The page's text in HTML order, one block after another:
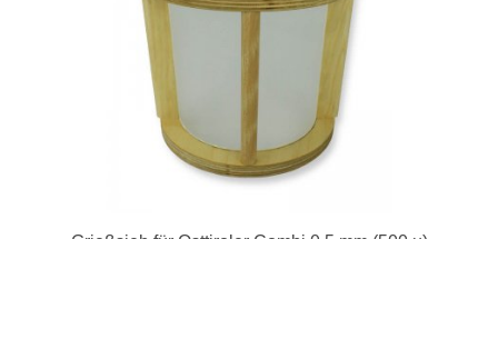
Grießsieb für Osttiroler Combi 0,5 mm (500 µ)